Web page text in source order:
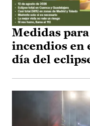
Medidas
incendios en
día del